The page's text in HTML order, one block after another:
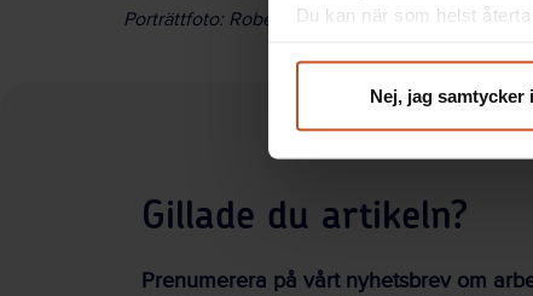
Du kan när som helst
Nej, jag samtycker
Porträttfoto: Robert Olsson
Gillade du artikeln?
Prenumerera på vårt nyhetsbrev om